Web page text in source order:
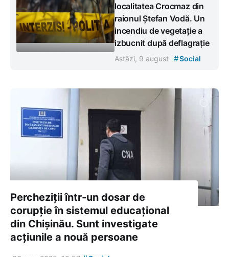
localitatea Crocmaz din
raionul Ștefan Vodă. Un
incendiu de vegetație a
izbucnit după deflagrație
Astăzi, 9 august #Social
Percheziții într-un dosar de
corupție în sistemul educațional
din Chișinău. Sunt investigate
acțiunile a nouă persoane